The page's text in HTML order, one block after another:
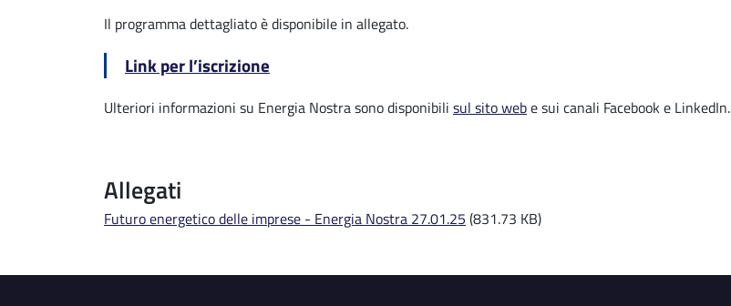
Il programma dettagliato è disponibile in allegato.
Link per l’iscrizione
Ulteriori informazioni su Energia Nostra sono disponibili sul sito webe sui canali Facebook e LinkedIn.
Allegati
File
Futuro energetico delle imprese - Energia Nostra 27.01.25 (831.73 KB)